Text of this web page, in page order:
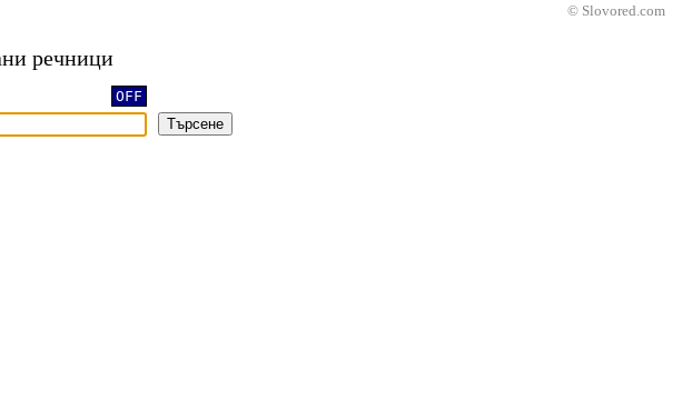
© Slovored.com
речници
OFF
Търсене